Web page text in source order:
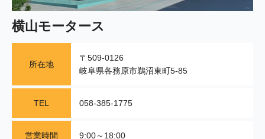
横山モータース
所在地
〒509-0126
岐阜県各務原市鵜沼東町5-85
TEL 058-385-1775
営業時間 9:00～18:00